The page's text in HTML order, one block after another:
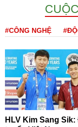
#CÔNG NGHỆ
HLV Kim Sang